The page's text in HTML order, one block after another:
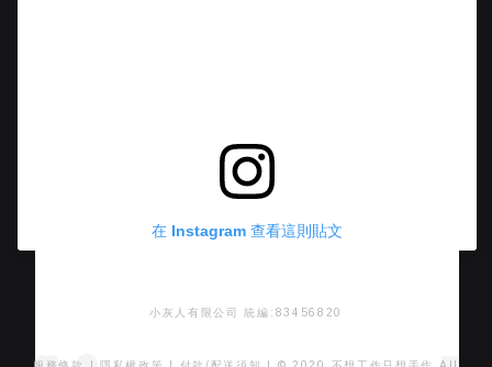
在 Instagram 查看這則貼文
小灰人有限公司 統編:83456820